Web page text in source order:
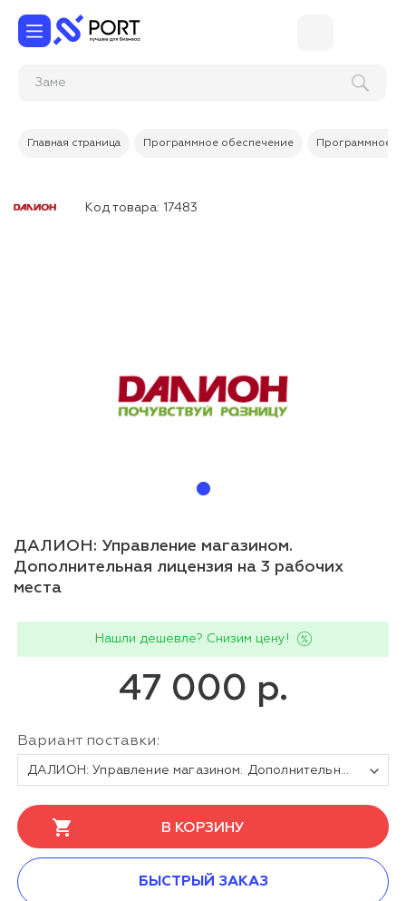
Замена
Главная страница Программное обеспечение Программное
Код товара: 17483
ДАЛИОН: Управление магазином.
Дополнительная лицензия на 3 рабочих
места
Нашли дешевле? Снизим цену!
47 000 р.
Вариант поставки:
ДАЛИОН: Управление магазином. Дополнительная лицензия 3-РМ
В КОРЗИНУ
БЫСТРЫЙ ЗАКАЗ